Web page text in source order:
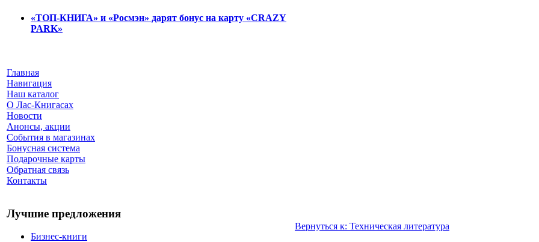
«ТОП-КНИГА» и «Росмэн» дарят бонус на карту «CRAZY
PARK»
Главная
Навигация
Наш каталог
О Лас-Книгасах
Новости
Анонсы, акции
События в магазинах
Бонусная система
Подарочные карты
Обратная связь
Контакты
Лучшие предложения
Бизнес-книги
Вернуться к: Техническая литература